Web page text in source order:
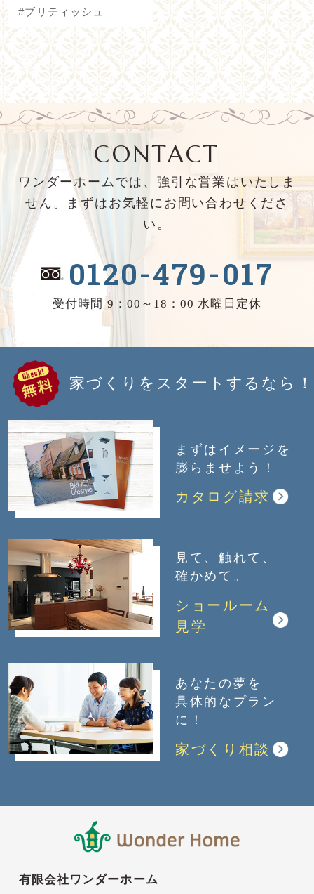
#ブリティッシュ
CONTACT
ワンダーホームでは、強引な営業はいたしま
せん。まずはお気軽にお問い合わせくださ
い。
0120-479-017
受付時間 9：00～18：00 水曜日定休
家づくりをスタートするなら！
まずはイメージを
膨らませよう！
カタログ請求
見て、触れて、
確かめて。
ショールーム
見学
あなたの夢を
具体的なプラン
に！
家づくり相談
有限会社ワンダーホーム